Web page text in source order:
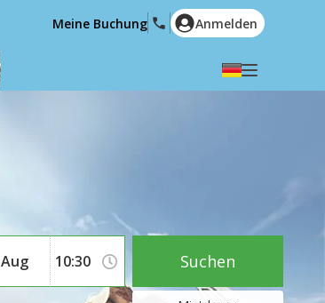
English (US)
Polski
Română
Ελληνικά
Meine Buchung Anmelden
Aug Suchen